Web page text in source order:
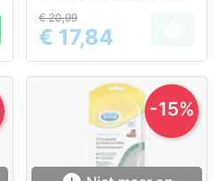
Prijs
€ 20,99
€ 17,84
-15%